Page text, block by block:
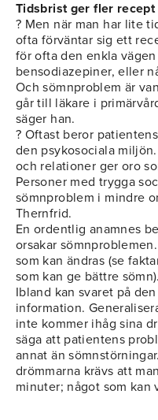
Tidsbrist ger fler recept
? Men när man har lite
ofta förväntar sig ett
för ofta den enkla
bensodiazepiner, eller
Och sömnproblem är
går till läkare i
säger han.
? Oftast beror
den psykosociala
och relationer ger oro
Personer med trygga
sömnproblem i mindre
Thernfrid.
En ordentlig anamnes
orsakar
som kan ändras (se
som kan ge bättre sömn).
Ibland kan svaret på
information.
inte kommer ihåg sina
säga att patientens
annat än
drömmarna krävs att
minuter; något som kan